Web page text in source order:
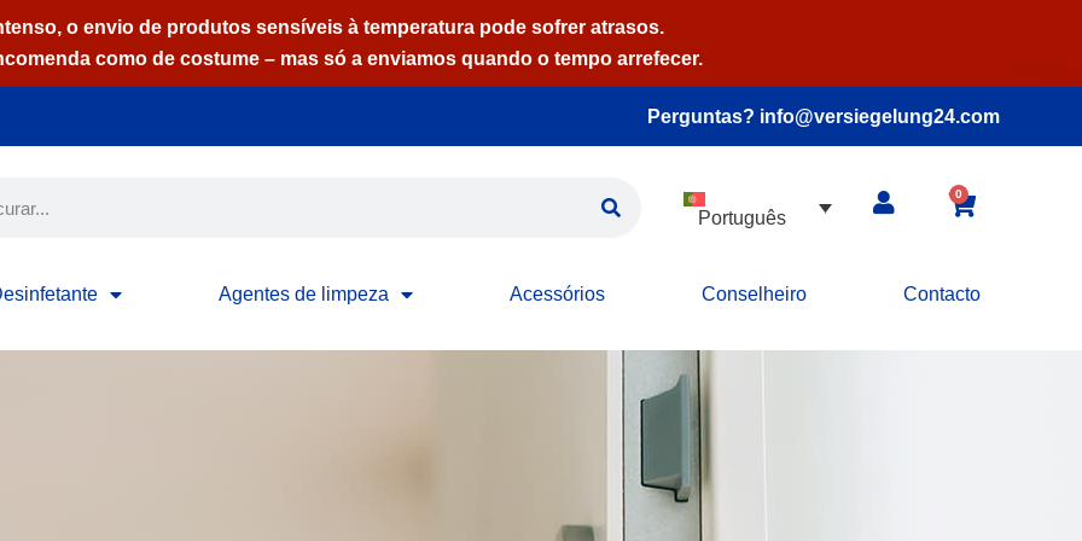
o envio de produtos sensíveis à temperatura pode sofrer atrasos.
como de costume – mas só a enviamos quando o tempo arrefecer.
Perguntas? info@versiegelung24.com
Português
0
Agentes de limpeza Acessórios Conselheiro Contacto